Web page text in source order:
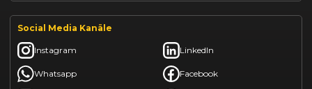
Social Media Kanäle
Instagram LinkedIn
Whatsapp Facebook